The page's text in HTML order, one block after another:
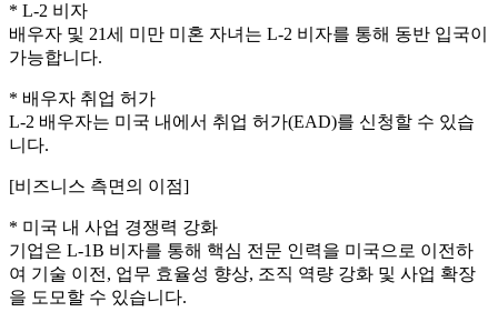
* L-2 비자
배우자 및 21세 미만 미혼 자녀는 L-2 비자를 통해 동반 입국이
가능합니다.
* 배우자 취업 허가
L-2 배우자는 미국 내에서 취업 허가(EAD)를 신청할 수 있습
니다.
[비즈니스 측면의 이점]
* 미국 내 사업 경쟁력 강화
기업은 L-1B 비자를 통해 핵심 전문 인력을 미국으로 이전하
여 기술 이전, 업무 효율성 향상, 조직 역량 강화 및 사업 확장
을 도모할 수 있습니다.